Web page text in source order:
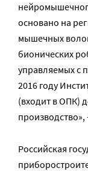
основано на
мышечных
бионических
управляемых с
2016 году
(входит в ОПК)
Российская